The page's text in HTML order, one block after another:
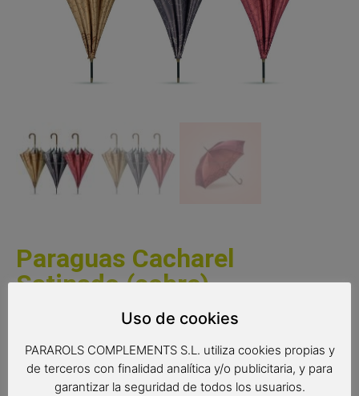
Paraguas Cacharel
Satinado (cobre)
Un bonito tejido satinado y un estampado delicado
muy elegante y refinado. Un paraguas de gran calidad y
resistencia con detalles de diseño que lo hacen único.
Uso de cookies
PARAROLS COMPLEMENTS S.L. utiliza cookies propias y
de terceros con finalidad analítica y/o publicitaria, y para
garantizar la seguridad de todos los usuarios.